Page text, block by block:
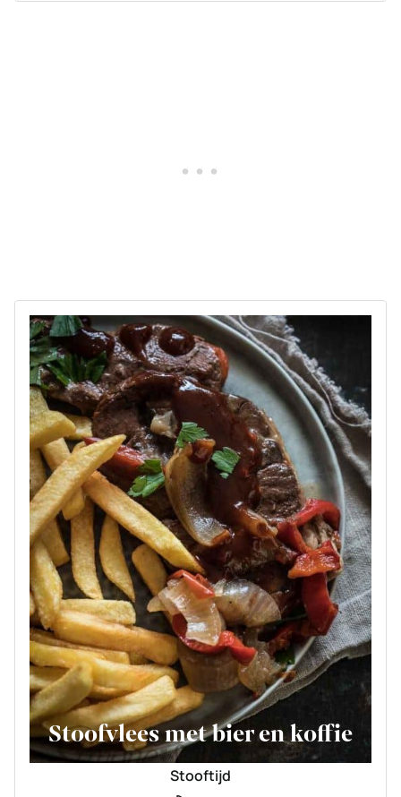
Stoofvlees met bier en koffie
Stooftijd